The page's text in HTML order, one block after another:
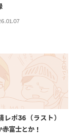
レポ36（ラスト）
富士とか！